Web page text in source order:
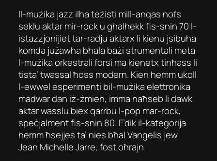
Il-mużika jazz ilha teżisti mill-anqas nofs
seklu aktar mir-rock u għalhekk fis-snin 70 l-
istazzjonijiet tar-radju aktarx li kienu jsibuha
komda jużawha bħala bażi strumentali meta
l-mużika orkestrali forsi ma kienetx tinħass li
tista’ twassal ħoss modern. Kien hemm ukoll
l-ewwel esperimenti bil-mużika elettronika
madwar dan iż-żmien, imma naħseb li dawk
aktar wasslu biex qarrbu l-pop mar-rock,
speċjalment fis-snin 80. F’dik il-kategorija
hemm ħsejjes ta’ nies bħal Vangelis jew
Jean Michelle Jarre, fost oħrajn.